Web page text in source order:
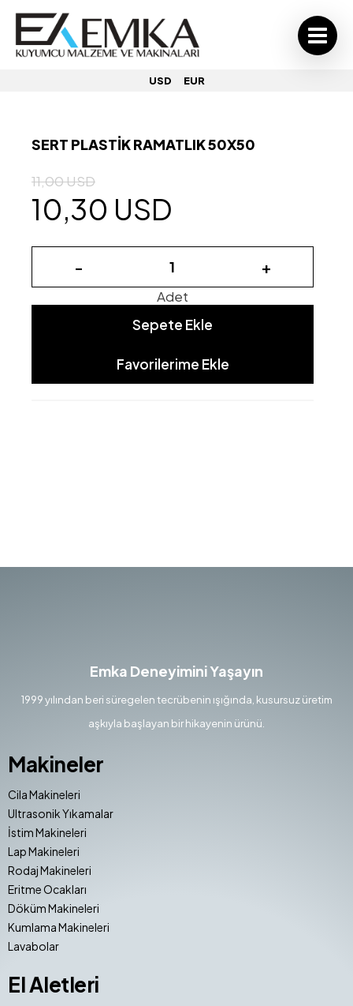
USD EUR
SERT PLASTİK RAMATLIK 50X50
11,00 USD
10,30 USD
- +
Adet
Sepete Ekle
Favorilerime Ekle
Emka Deneyimini Yaşayın
1999 yılından beri süregelen tecrübenin ışığında, kusursuz üretim
aşkıyla başlayan bir hikayenin ürünü.
Makineler
Cila Makineleri
Ultrasonik Yıkamalar
İstim Makineleri
Lap Makineleri
Rodaj Makineleri
Eritme Ocakları
Döküm Makineleri
Kumlama Makineleri
Lavabolar
El Aletleri